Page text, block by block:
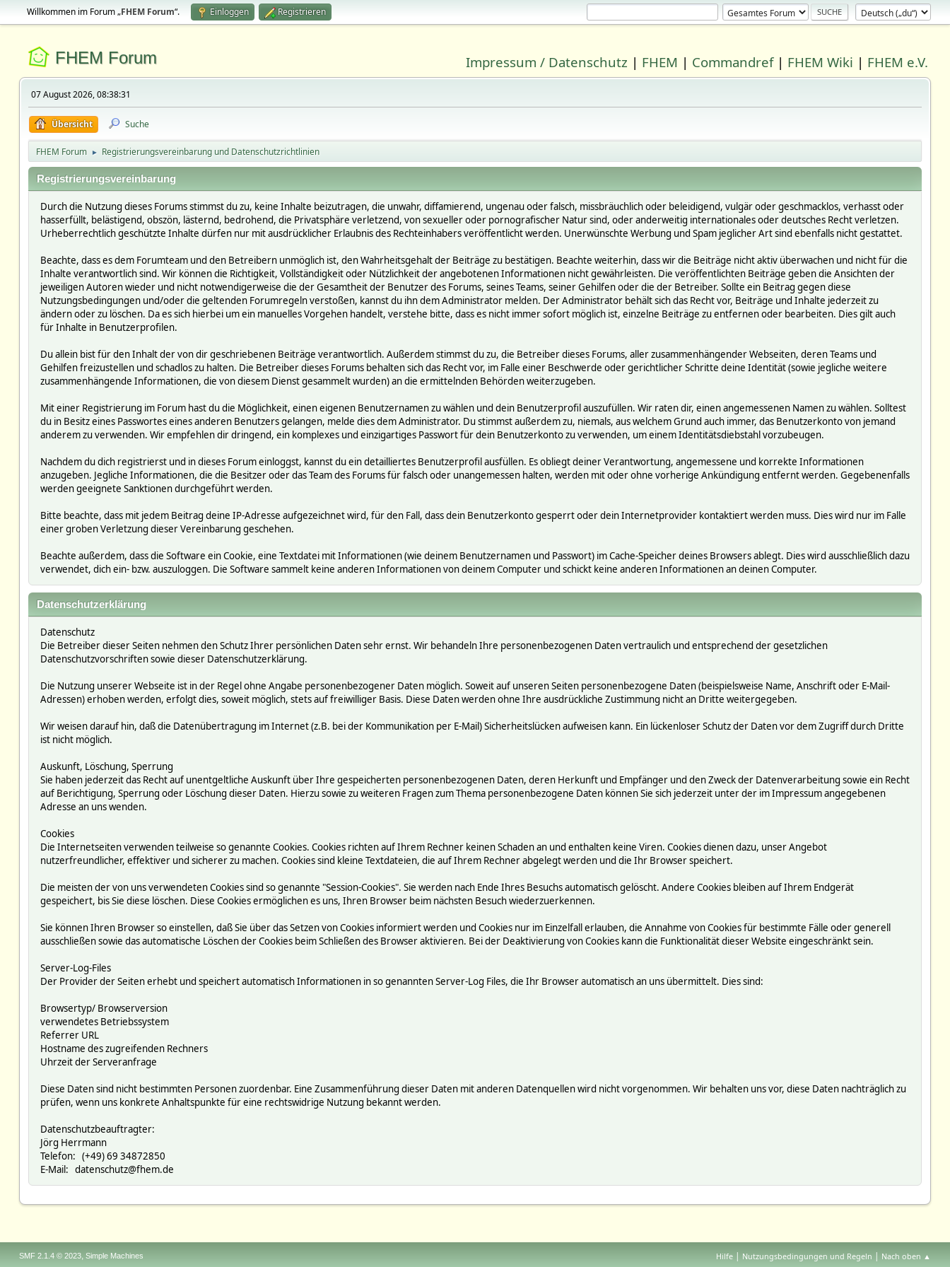
Willkommen im Forum „FHEM Forum“. Einloggen Registrieren
FHEM Forum Impressum / Datenschutz | FHEM | Commandref| FHEM Wiki | FHEM e.V.
07 August 2026, 08:38:31
Übersicht Suche
FHEM Forum ► Registrierungsvereinbarung und Datenschutzrichtlinien
Registrierungsvereinbarung
Durch die Nutzung dieses Forums stimmst du zu, keine Inhalte beizutragen, die unwahr, diffamierend, ungenau oder falsch, missbräuchlich oder beleidigend, vulgär oder geschmacklos, verhasst oder
hasserfüllt, belästigend, obszön, lästernd, bedrohend, die Privatsphäre verletzend, von sexueller oder pornografischer Natur sind, oder anderweitig internationales oder deutsches Recht verletzen.
Urheberrechtlich geschützte Inhalte dürfen nur mit ausdrücklicher Erlaubnis des Rechteinhabers veröffentlicht werden. Unerwünschte Werbung und Spam jeglicher Art sind ebenfalls nicht gestattet.
Beachte, dass es dem Forumteam und den Betreibern unmöglich ist, den Wahrheitsgehalt der Beiträge zu bestätigen. Beachte weiterhin, dass wir die Beiträge nicht aktiv überwachen und nicht für die
Inhalte verantwortlich sind. Wir können die Richtigkeit, Vollständigkeit oder Nützlichkeit der angebotenen Informationen nicht gewährleisten. Die veröffentlichten Beiträge geben die Ansichten der
jeweiligen Autoren wieder und nicht notwendigerweise die der Gesamtheit der Benutzer des Forums, seines Teams, seiner Gehilfen oder die der Betreiber. Sollte ein Beitrag gegen diese
Nutzungsbedingungen und/oder die geltenden Forumregeln verstoßen, kannst du ihn dem Administrator melden. Der Administrator behält sich das Recht vor, Beiträge und Inhalte jederzeit zu
ändern oder zu löschen. Da es sich hierbei um ein manuelles Vorgehen handelt, verstehe bitte, dass es nicht immer sofort möglich ist, einzelne Beiträge zu entfernen oder bearbeiten. Dies gilt auch
für Inhalte in Benutzerprofilen.
Du allein bist für den Inhalt der von dir geschriebenen Beiträge verantwortlich. Außerdem stimmst du zu, die Betreiber dieses Forums, aller zusammenhängender Webseiten, deren Teams und
Gehilfen freizustellen und schadlos zu halten. Die Betreiber dieses Forums behalten sich das Recht vor, im Falle einer Beschwerde oder gerichtlicher Schritte deine Identität (sowie jegliche weitere
zusammenhängende Informationen, die von diesem Dienst gesammelt wurden) an die ermittelnden Behörden weiterzugeben.
Mit einer Registrierung im Forum hast du die Möglichkeit, einen eigenen Benutzernamen zu wählen und dein Benutzerprofil auszufüllen. Wir raten dir, einen angemessenen Namen zu wählen. Solltest
du in Besitz eines Passwortes eines anderen Benutzers gelangen, melde dies dem Administrator. Du stimmst außerdem zu, niemals, aus welchem Grund auch immer, das Benutzerkonto von jemand
anderem zu verwenden. Wir empfehlen dir dringend, ein komplexes und einzigartiges Passwort für dein Benutzerkonto zu verwenden, um einem Identitätsdiebstahl vorzubeugen.
Nachdem du dich registrierst und in dieses Forum einloggst, kannst du ein detailliertes Benutzerprofil ausfüllen. Es obliegt deiner Verantwortung, angemessene und korrekte Informationen
anzugeben. Jegliche Informationen, die die Besitzer oder das Team des Forums für falsch oder unangemessen halten, werden mit oder ohne vorherige Ankündigung entfernt werden. Gegebenenfalls
werden geeignete Sanktionen durchgeführt werden.
Bitte beachte, dass mit jedem Beitrag deine IP-Adresse aufgezeichnet wird, für den Fall, dass dein Benutzerkonto gesperrt oder dein Internetprovider kontaktiert werden muss. Dies wird nur im Falle
einer groben Verletzung dieser Vereinbarung geschehen.
Beachte außerdem, dass die Software ein Cookie, eine Textdatei mit Informationen (wie deinem Benutzernamen und Passwort) im Cache-Speicher deines Browsers ablegt. Dies wird ausschließlich dazu
verwendet, dich ein- bzw. auszuloggen. Die Software sammelt keine anderen Informationen von deinem Computer und schickt keine anderen Informationen an deinen Computer.
Datenschutzerklärung
Datenschutz
Die Betreiber dieser Seiten nehmen den Schutz Ihrer persönlichen Daten sehr ernst. Wir behandeln Ihre personenbezogenen Daten vertraulich und entsprechend der gesetzlichen
Datenschutzvorschriften sowie dieser Datenschutzerklärung.
Die Nutzung unserer Webseite ist in der Regel ohne Angabe personenbezogener Daten möglich. Soweit auf unseren Seiten personenbezogene Daten (beispielsweise Name, Anschrift oder E-Mail-
Adressen) erhoben werden, erfolgt dies, soweit möglich, stets auf freiwilliger Basis. Diese Daten werden ohne Ihre ausdrückliche Zustimmung nicht an Dritte weitergegeben.
Wir weisen darauf hin, daß die Datenübertragung im Internet (z.B. bei der Kommunikation per E-Mail) Sicherheitslücken aufweisen kann. Ein lückenloser Schutz der Daten vor dem Zugriff durch Dritte
ist nicht möglich.
Auskunft, Löschung, Sperrung
Sie haben jederzeit das Recht auf unentgeltliche Auskunft über Ihre gespeicherten personenbezogenen Daten, deren Herkunft und Empfänger und den Zweck der Datenverarbeitung sowie ein Recht
auf Berichtigung, Sperrung oder Löschung dieser Daten. Hierzu sowie zu weiteren Fragen zum Thema personenbezogene Daten können Sie sich jederzeit unter der im Impressum angegebenen
Adresse an uns wenden.
Cookies
Die Internetseiten verwenden teilweise so genannte Cookies. Cookies richten auf Ihrem Rechner keinen Schaden an und enthalten keine Viren. Cookies dienen dazu, unser Angebot
nutzerfreundlicher, effektiver und sicherer zu machen. Cookies sind kleine Textdateien, die auf Ihrem Rechner abgelegt werden und die Ihr Browser speichert.
Die meisten der von uns verwendeten Cookies sind so genannte "Session-Cookies". Sie werden nach Ende Ihres Besuchs automatisch gelöscht. Andere Cookies bleiben auf Ihrem Endgerät
gespeichert, bis Sie diese löschen. Diese Cookies ermöglichen es uns, Ihren Browser beim nächsten Besuch wiederzuerkennen.
Sie können Ihren Browser so einstellen, daß Sie über das Setzen von Cookies informiert werden und Cookies nur im Einzelfall erlauben, die Annahme von Cookies für bestimmte Fälle oder generell
ausschließen sowie das automatische Löschen der Cookies beim Schließen des Browser aktivieren. Bei der Deaktivierung von Cookies kann die Funktionalität dieser Website eingeschränkt sein.
Server-Log-Files
Der Provider der Seiten erhebt und speichert automatisch Informationen in so genannten Server-Log Files, die Ihr Browser automatisch an uns übermittelt. Dies sind:
Browsertyp/ Browserversion
verwendetes Betriebssystem
Referrer URL
Hostname des zugreifenden Rechners
Uhrzeit der Serveranfrage
Diese Daten sind nicht bestimmten Personen zuordenbar. Eine Zusammenführung dieser Daten mit anderen Datenquellen wird nicht vorgenommen. Wir behalten uns vor, diese Daten nachträglich zu
prüfen, wenn uns konkrete Anhaltspunkte für eine rechtswidrige Nutzung bekannt werden.
Datenschutzbeauftragter:
Jörg Herrmann
Telefon: (+49) 69 34872850
E-Mail: datenschutz@fhem.de
Hilfe | Nutzungsbedingungen und Regeln | Nach oben ▲
SMF 2.1.4 © 2023, Simple Machines